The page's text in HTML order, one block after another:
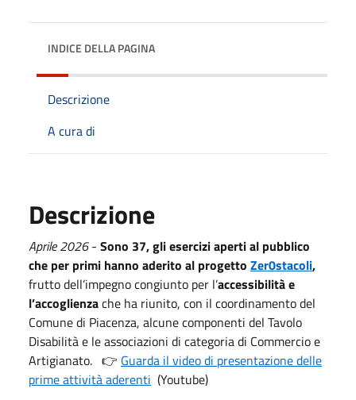
INDICE DELLA PAGINA
Descrizione
A cura di
Descrizione
Aprile 2026- Sono 37, gli esercizi aperti al pubblico
che per primi hanno aderito al progetto Zer0stacoli,
frutto dell’impegno congiunto per l’accessibilità e
l’accoglienzache ha riunito, con il coordinamento del
Comune di Piacenza, alcune componenti del Tavolo
Disabilità e le associazioni di categoria di Commercio e
Artigianato. 👉 Guarda il video di presentazione delle
prime attività aderenti (Youtube)